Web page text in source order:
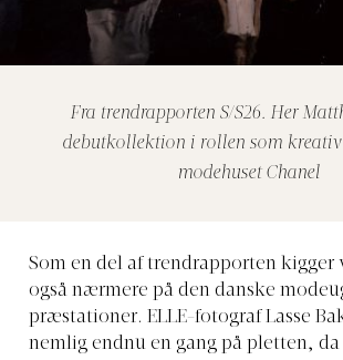
Fra trendrapporten S/S26. Her
debutkollektion i rollen som
modehuset Chanel
Som en del af trendrapporten kigger
også nærmere på den danske
præstationer. ELLE-fotograf Lasse
nemlig endnu en gang på pletten, da